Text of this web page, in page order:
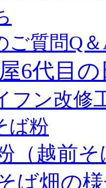
ご質問Q
6代目
フン改修
ば粉
（越前そ
ば畑の